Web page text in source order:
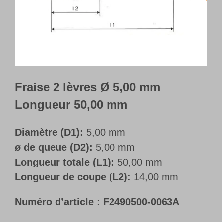
Français
Fraise 2 lèvres Ø 5,00 mm
Longueur 50,00 mm
Diamètre (D1): 5,00 mm
ø de queue (D2): 5,00 mm
Longueur totale (L1): 50,00 mm
Longueur de coupe (L2): 14,00 mm
Numéro d’article : F2490500-0063A